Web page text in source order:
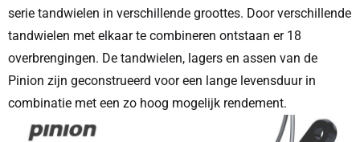
serie tandwielen in verschillende groottes. Door verschillende
tandwielen met elkaar te combineren ontstaan er 18
overbrengingen. De tandwielen, lagers en assen van de
Pinion zijn geconstrueerd voor een lange levensduur in
combinatie met een zo hoog mogelijk rendement.